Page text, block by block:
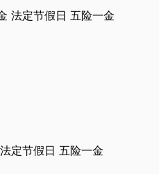
法定节假日 五险一金
法定节假日 五险一金